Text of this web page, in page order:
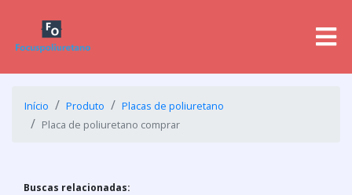
Início Produto
Placas de poliuretano
Placa de poliuretano comprar
Buscas relacionadas: